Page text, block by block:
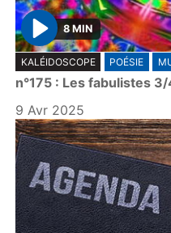
P
l
a
y
8 MIN
KALÉIDOSCOPE POÉSIE
n°175 : Les fabulistes
9 Avr 2025